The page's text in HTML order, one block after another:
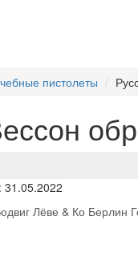
пистолеты
Лёве & Ко